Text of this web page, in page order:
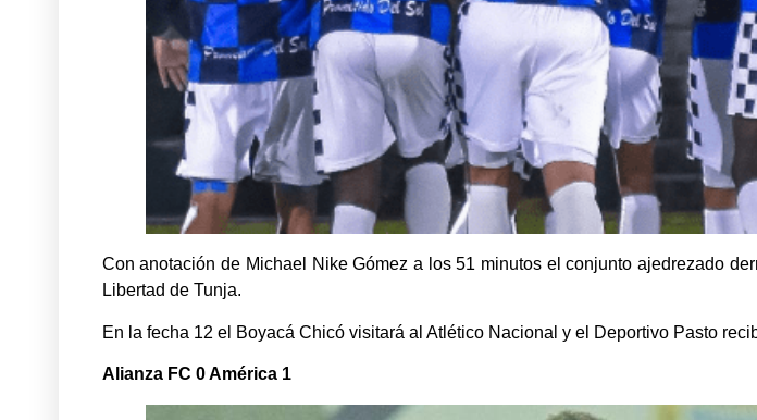
Con anotación de Michael Nike Gómez a los 51 minutos el conjunto ajedrezado
Libertad de Tunja.
En la fecha 12 el Boyacá Chicó visitará al Atlético Nacional y el Deportivo Pasto
Alianza FC 0 América 1